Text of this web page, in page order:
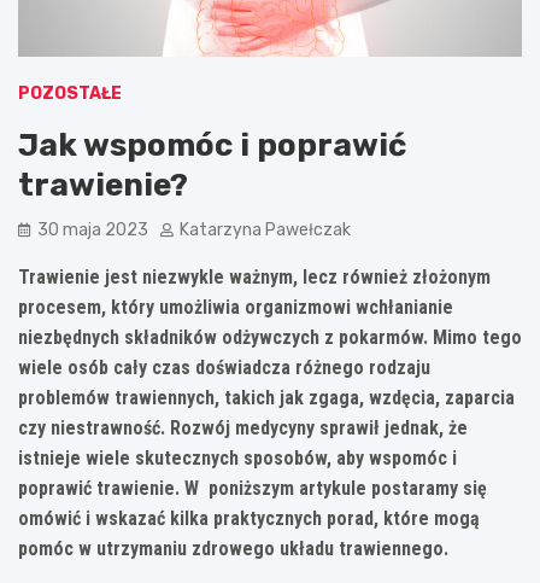
POZOSTAŁE
Jak wspomóc i poprawić
trawienie?
30 maja 2023 Katarzyna Pawełczak
Trawienie jest niezwykle ważnym, lecz również złożonym
procesem, który umożliwia organizmowi wchłanianie
niezbędnych składników odżywczych z pokarmów. Mimo tego
wiele osób cały czas doświadcza różnego rodzaju
problemów trawiennych, takich jak zgaga, wzdęcia, zaparcia
czy niestrawność. Rozwój medycyny sprawił jednak, że
istnieje wiele skutecznych sposobów, aby wspomóc i
poprawić trawienie. W poniższym artykule postaramy się
omówić i wskazać kilka praktycznych porad, które mogą
pomóc w utrzymaniu zdrowego układu trawiennego.